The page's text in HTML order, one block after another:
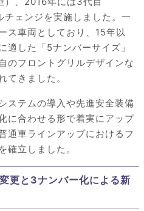
チェンジを実施しました。一
ス車両としており、15年以
適した「5ナンバーサイズ」
のフロントグリルデザインな
てきました。
ステムの導入や先進安全装備
に合わせる形で着実にアップ
通車ラインアップにおけるフ
確立しました。
更と3ナンバー化による新